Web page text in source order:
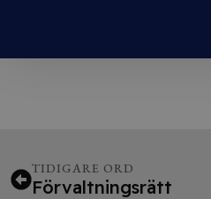
TIDIGARE ORD
Förvaltningsrätt